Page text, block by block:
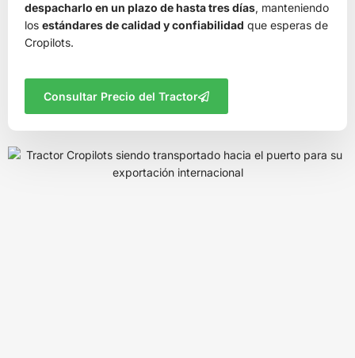
despacharlo en un plazo de hasta tres días, manteniendo
los estándares de calidad y confiabilidad que esperas de
Cropilots.
Consultar Precio del Tractor